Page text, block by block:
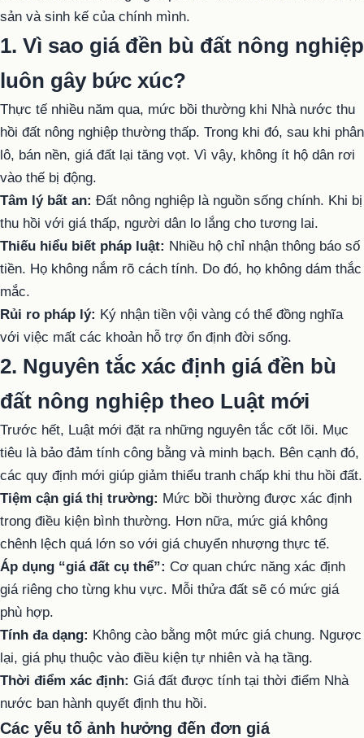
sản và sinh kế của chính mình.
1. Vì sao giá đền bù đất nông nghiệp
luôn gây bức xúc?
Thực tế nhiều năm qua, mức bồi thường khi Nhà nước thu
hồi đất nông nghiệp thường thấp. Trong khi đó, sau khi phân
lô, bán nền, giá đất lại tăng vọt. Vì vậy, không ít hộ dân rơi
vào thế bị động.
Tâm lý bất an: Đất nông nghiệp là nguồn sống chính. Khi bị
thu hồi với giá thấp, người dân lo lắng cho tương lai.
Thiếu hiểu biết pháp luật: Nhiều hộ chỉ nhận thông báo số
tiền. Họ không nắm rõ cách tính. Do đó, họ không dám thắc
mắc.
Rủi ro pháp lý: Ký nhận tiền vội vàng có thể đồng nghĩa
với việc mất các khoản hỗ trợ ổn định đời sống.
2. Nguyên tắc xác định giá đền bù
đất nông nghiệp theo Luật mới
Trước hết, Luật mới đặt ra những nguyên tắc cốt lõi. Mục
tiêu là bảo đảm tính công bằng và minh bạch. Bên cạnh đó,
các quy định mới giúp giảm thiểu tranh chấp khi thu hồi đất.
Tiệm cận giá thị trường: Mức bồi thường được xác định
trong điều kiện bình thường. Hơn nữa, mức giá không
chênh lệch quá lớn so với giá chuyển nhượng thực tế.
Áp dụng “giá đất cụ thể”: Cơ quan chức năng xác định
giá riêng cho từng khu vực. Mỗi thửa đất sẽ có mức giá
phù hợp.
Tính đa dạng: Không cào bằng một mức giá chung. Ngược
lại, giá phụ thuộc vào điều kiện tự nhiên và hạ tầng.
Thời điểm xác định: Giá đất được tính tại thời điểm Nhà
nước ban hành quyết định thu hồi.
Các yếu tố ảnh hưởng đến đơn giá